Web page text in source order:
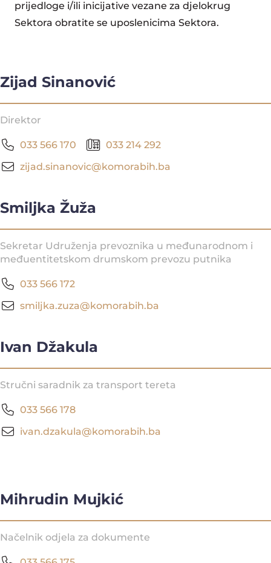
prijedloge i/ili inicijative vezane za djelokrug
Sektora obratite se uposlenicima Sektora.
Zijad Sinanović
Direktor
033 566 170
033 214 292
zijad.sinanovic@komorabih.ba
Smiljka Žuža
Sekretar Udruženja prevoznika u međunarodnom i
međuentitetskom drumskom prevozu putnika
033 566 172
smiljka.zuza@komorabih.ba
Ivan Džakula
Stručni saradnik za transport tereta
033 566 178
ivan.dzakula@komorabih.ba
Mihrudin Mujkić
Načelnik odjela za dokumente